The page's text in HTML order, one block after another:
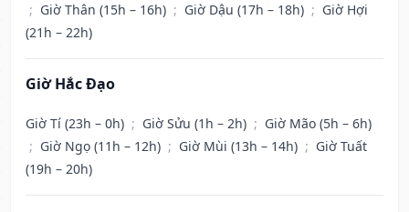
; Giờ Thân (15h – 16h) ; Giờ Dậu (17h – 18h) ; Giờ Hợi
(21h – 22h)
Giờ Hắc Đạo
Giờ Tí (23h – 0h) ; Giờ Sửu (1h – 2h) ; Giờ Mão (5h – 6h)
; Giờ Ngọ (11h – 12h) ; Giờ Mùi (13h – 14h) ; Giờ Tuất
(19h – 20h)